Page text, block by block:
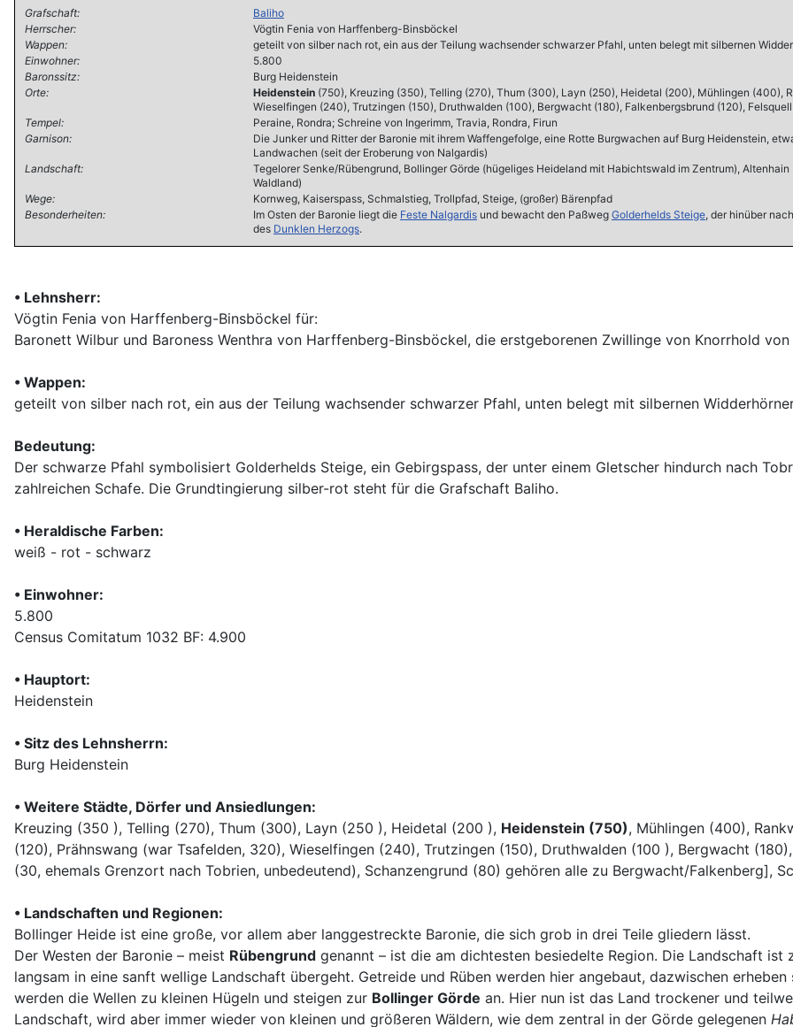
Grafschaft:
Baliho
Herrscher:
Vögtin Fenia von Harffenberg-Binsböckel
Wappen:
geteilt von silber nach rot, ein aus der Teilung wachsender schwarzer Pfahl, unten belegt mit silbernen
Einwohner:
5.800
Baronssitz:
Burg Heidenstein
Orte:
Heidenstein (750), Kreuzing (350), Telling (270), Thum (300), Layn (250), Heidetal (200), Mühlingen (400),
Wieselfingen (240), Trutzingen (150), Druthwalden (100), Bergwacht (180), Falkenbergsbrund (120),
Tempel:
Peraine, Rondra; Schreine von Ingerimm, Travia, Rondra, Firun
Garnison:
Die Junker und Ritter der Baronie mit ihrem Waffengefolge, eine Rotte Burgwachen auf Burg Heidenstein,
Landwachen (seit der Eroberung von Nalgardis)
Landschaft:
Tegelorer Senke/Rübengrund, Bollinger Görde (hügeliges Heideland mit Habichtswald im Zentrum),
Waldland)
Wege:
Kornweg, Kaiserspass, Schmalstieg, Trollpfad, Steige, (großer) Bärenpfad
Besonderheiten:
Im Osten der Baronie liegt die Feste Nalgardis und bewacht den Paßweg Golderhelds Steige, der hinüber
des Dunklen Herzogs.
• Lehnsherr:
Vögtin Fenia von Harffenberg-Binsböckel für:
Baronett Wilbur und Baroness Wenthra von Harffenberg-Binsböckel, die erstgeborenen Zwillinge von Knorrhold
• Wappen:
geteilt von silber nach rot, ein aus der Teilung wachsender schwarzer Pfahl, unten belegt mit silbernen
Bedeutung:
Der schwarze Pfahl symbolisiert Golderhelds Steige, ein Gebirgspass, der unter einem Gletscher hindurch nach
zahlreichen Schafe. Die Grundtingierung silber-rot steht für die Grafschaft Baliho.
• Heraldische Farben:
weiß - rot - schwarz
• Einwohner:
5.800
Census Comitatum 1032 BF: 4.900
• Hauptort:
Heidenstein
• Sitz des Lehnsherrn:
Burg Heidenstein
• Weitere Städte, Dörfer und Ansiedlungen:
Kreuzing (350 ), Telling (270), Thum (300), Layn (250 ), Heidetal (200 ), Heidenstein (750), Mühlingen (400),
(120), Prähnswang (war Tsafelden, 320), Wieselfingen (240), Trutzingen (150), Druthwalden (100 ), Bergwacht
(30, ehemals Grenzort nach Tobrien, unbedeutend), Schanzengrund (80) gehören alle zu Bergwacht/Falkenberg],
• Landschaften und Regionen:
Bollinger Heide ist eine große, vor allem aber langgestreckte Baronie, die sich grob in drei Teile gliedern lässt.
Der Westen der Baronie – meist Rübengrund genannt – ist die am dichtesten besiedelte Region. Die Landschaft
langsam in eine sanft wellige Landschaft übergeht. Getreide und Rüben werden hier angebaut, dazwischen
werden die Wellen zu kleinen Hügeln und steigen zur Bollinger Görde an. Hier nun ist das Land trockener und
Landschaft, wird aber immer wieder von kleinen und größeren Wäldern, wie dem zentral in der Görde gelegenen